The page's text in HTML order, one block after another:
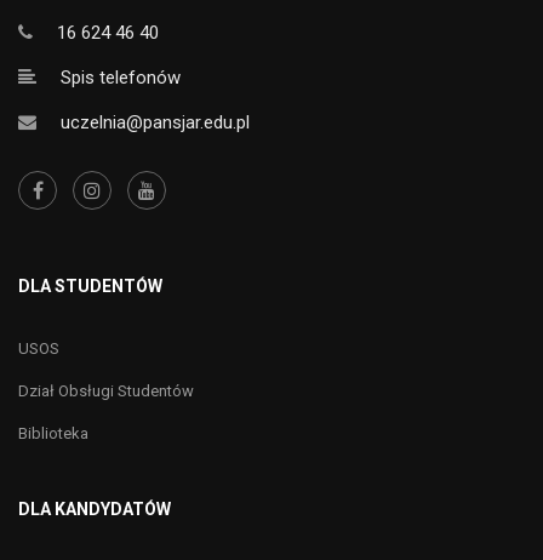
16 624 46 40
Spis telefonów
uczelnia@pansjar.edu.pl
DLA STUDENTÓW
USOS
Dział Obsługi Studentów
Biblioteka
DLA KANDYDATÓW